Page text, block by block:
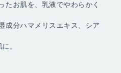
たお肌を、乳液でやわらかく
成分ハマメリスエキス、シア
。